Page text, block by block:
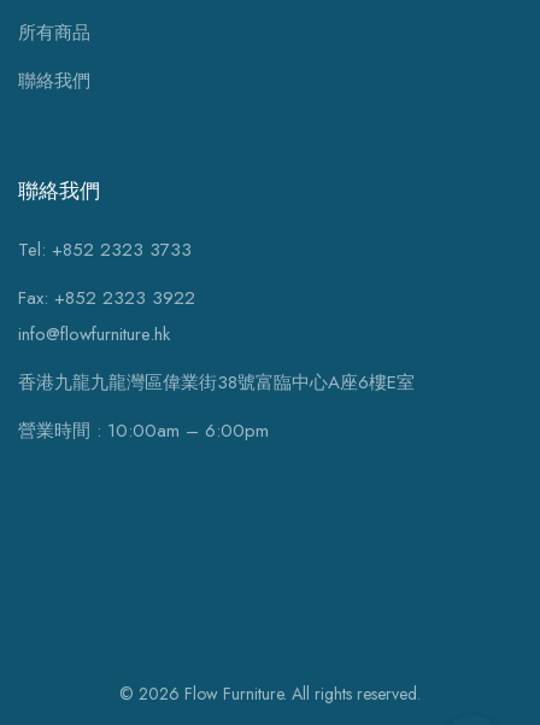
所有商品
聯絡我們
聯絡我們
Tel: +852 2323 3733
Fax: +852 2323 3922
info@flowfurniture.hk
香港九龍九龍灣區偉業街38號富臨中心A座6樓E室
營業時間 : 10:00am – 6:00pm
© 2026 Flow Furniture. All rights reserved.